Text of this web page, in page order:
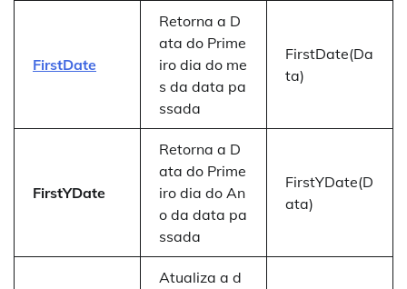
FirstDate
Retorna a D
ata do Prime
iro dia do me
s da data pa
ssada
FirstDate(Da
ta)
FirstYDate
Retorna a D
ata do Prime
iro dia do An
o da data pa
ssada
FirstYDate(D
ata)
Atualiza a d